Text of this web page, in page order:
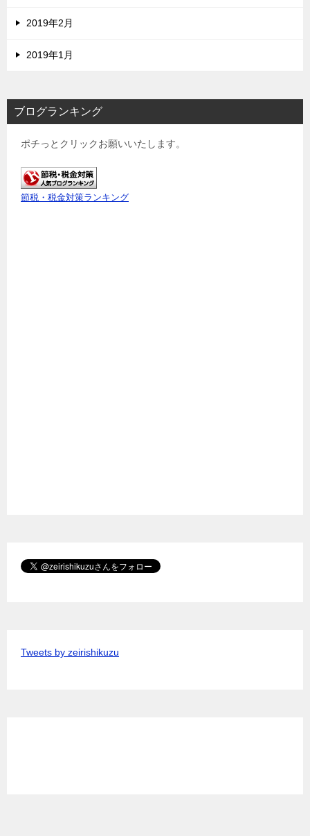
2019年2月
2019年1月
ブログランキング
ポチっとクリックお願いいたします。
節税・税金対策ランキング
Tweets by zeirishikuzu